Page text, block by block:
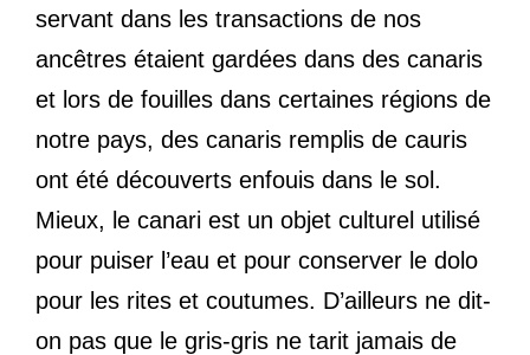
servant dans les transactions de nos
ancêtres étaient gardées dans des canaris
et lors de fouilles dans certaines régions de
notre pays, des canaris remplis de cauris
ont été découverts enfouis dans le sol.
Mieux, le canari est un objet culturel utilisé
pour puiser l’eau et pour conserver le dolo
pour les rites et coutumes. D’ailleurs ne dit-
on pas que le gris-gris ne tarit jamais de